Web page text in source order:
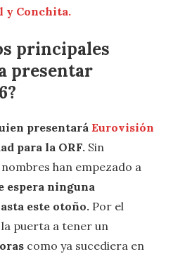
y Conchita.
principales
presentar
presentará Eurovisión
para la ORF. Sin
han empezado a
espera ninguna
este otoño. Por el
puerta a tener un
como ya sucediera en